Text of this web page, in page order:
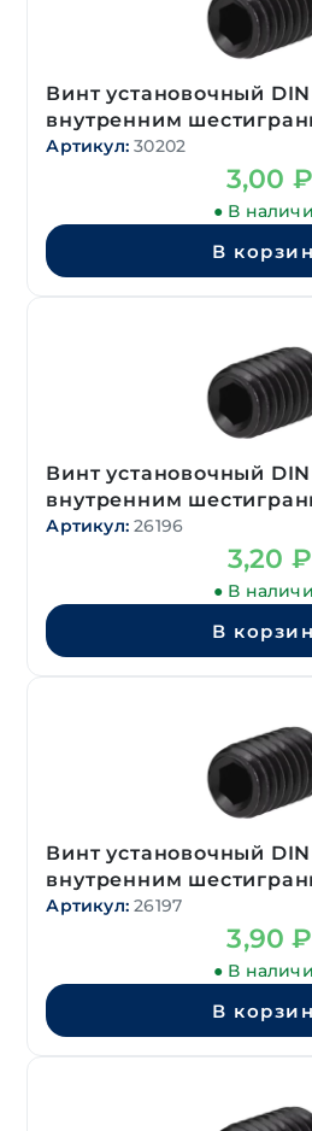
Винт установочный
внутренним
Артикул: 30202
3,00 ₽
● В
В
Винт установочный
внутренним
Артикул: 26196
3,20 ₽
● В
В
Винт установочный
внутренним
Артикул: 26197
3,90₽
● В
В